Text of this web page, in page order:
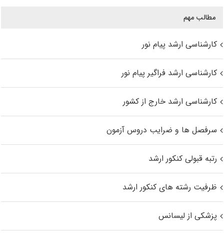
مطالب مهم
کارشناسی ارشد پیام نور
کارشناسی ارشد فراگیر پیام نور
کارشناسی ارشد خارج از کشور
سرفصل ها و ضرایب دروس آزمون
رتبه قبولی کنکور ارشد
ظرفیت رشته های کنکور ارشد
پزشکی از لیسانس